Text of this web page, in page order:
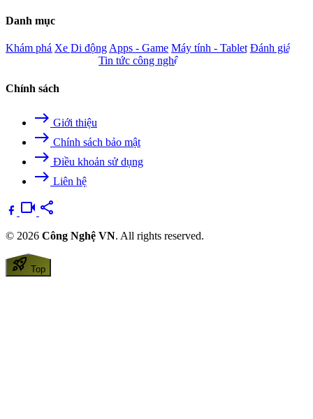
Danh mục
Khám phá Xe Di độngApps - Game Máy tính - Tablet Đánh giá
Tin tức công nghệ
Chính sách
east Giới thiệu
east Chính sách bảo mật
east Điều khoản sử dụng
east Liên hệ
videocam share
© 2026 Công Nghệ VN. All rights reserved.
rocket_launch Top